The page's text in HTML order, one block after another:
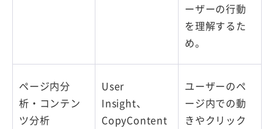
ーザーの行動
を理解するた
め。
ページ内分
析・コンテン
ツ分析
User
Insight、
CopyContent
ユーザーのペ
ージ内での動
きやクリック